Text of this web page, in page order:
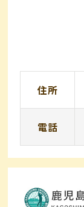
住所
電話